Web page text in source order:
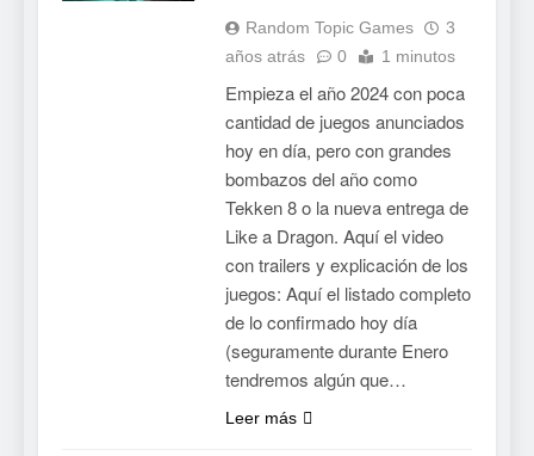
Random Topic Games
3
años atrás
0 1 minutos
Empieza el año 2024 con poca
cantidad de juegos anunciados
hoy en día, pero con grandes
bombazos del año como
Tekken 8 o la nueva entrega de
Like a Dragon. Aquí el video
con trailers y explicación de los
juegos: Aquí el listado completo
de lo confirmado hoy día
(seguramente durante Enero
tendremos algún que…
Leer más